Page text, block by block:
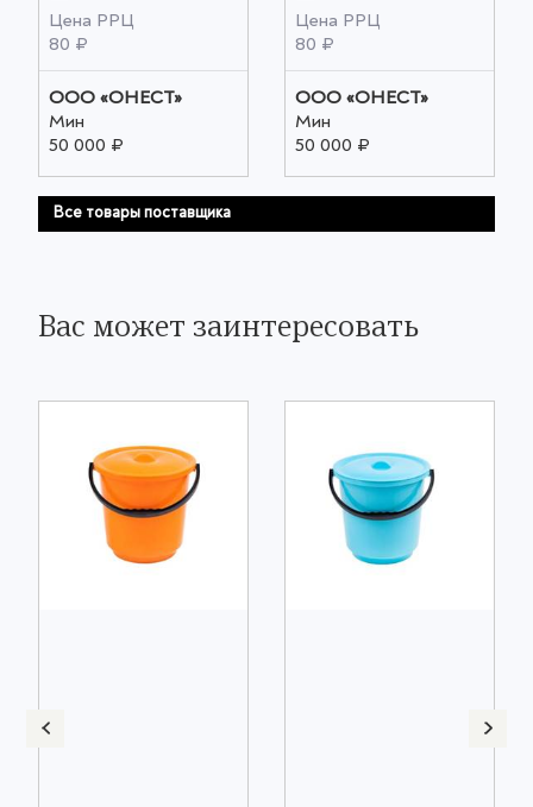
Цена РРЦ
80 ₽
ООО «ОНЕСТ»
Мин
50 000 ₽
Цена РРЦ
80 ₽
ООО «ОНЕСТ»
Мин
50 000 ₽
Все товары поставщика
Вас может заинтересовать